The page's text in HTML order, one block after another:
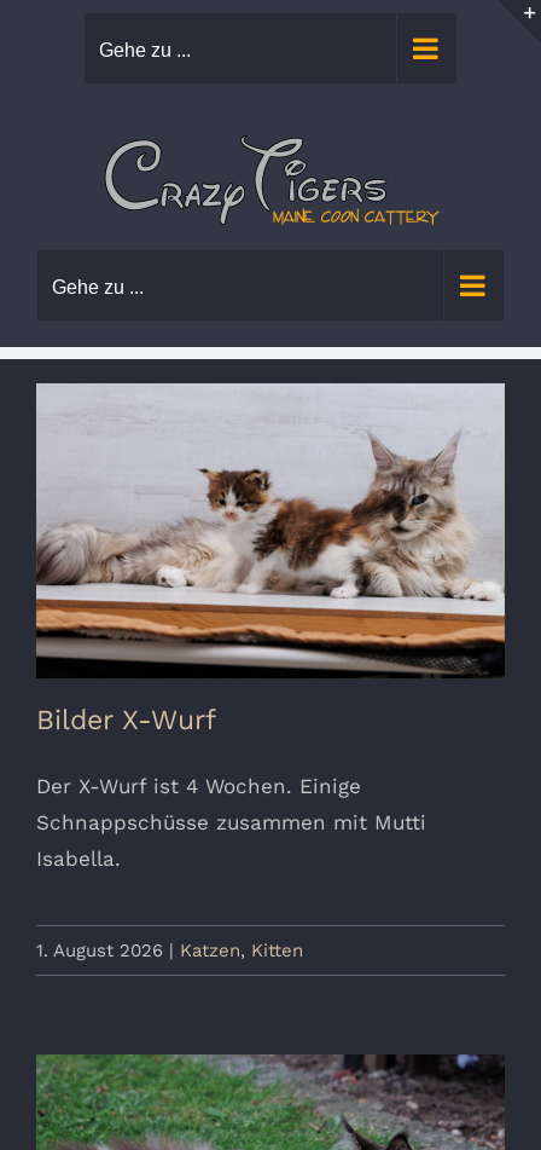
Gehe zu ...
Gehe zu ...
Bilder X-Wurf
Der X-Wurf ist 4 Wochen. Einige
Schnappschüsse zusammen mit Mutti
Isabella.
1. August 2026 Katzen, Kitten